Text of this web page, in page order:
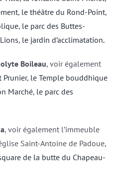
, le théâtre du Rond-Point,
, le parc des Buttes-
, le jardin d’acclimatation.
Boileau, voir également
Prunier, le Temple bouddhique
Marché, le parc des
, voir également l’immeuble
Saint-Antoine de Padoue,
de la butte du Chapeau-